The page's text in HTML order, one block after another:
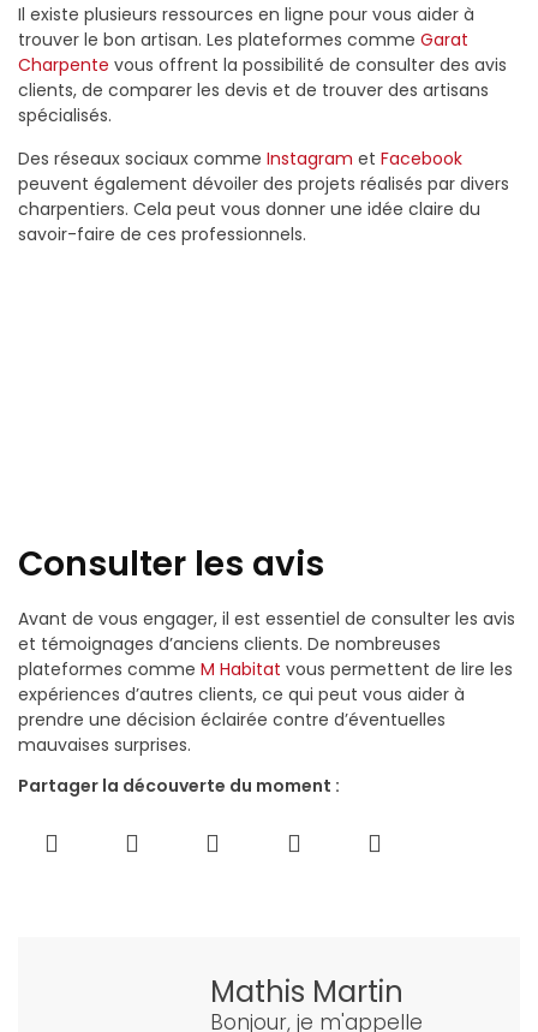
Il existe plusieurs ressources en ligne pour vous aider à
trouver le bon artisan. Les plateformes comme Garat
Charpente vous offrent la possibilité de consulter des avis
clients, de comparer les devis et de trouver des artisans
spécialisés.
Des réseaux sociaux comme Instagram et Facebook
peuvent également dévoiler des projets réalisés par divers
charpentiers. Cela peut vous donner une idée claire du
savoir-faire de ces professionnels.
Consulter les avis
Avant de vous engager, il est essentiel de consulter les avis
et témoignages d’anciens clients. De nombreuses
plateformes comme M Habitat vous permettent de lire les
expériences d’autres clients, ce qui peut vous aider à
prendre une décision éclairée contre d’éventuelles
mauvaises surprises.
Partager la découverte du moment :
Mathis Martin
Bonjour, je m'appelle